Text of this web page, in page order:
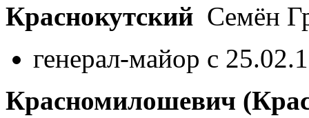
Краснокутский Семён
генерал-майор с
Красномилошевич